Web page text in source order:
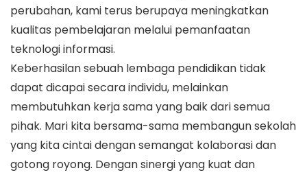
perubahan, kami terus berupaya meningkatkan
kualitas pembelajaran melalui pemanfaatan
teknologi informasi.
Keberhasilan sebuah lembaga pendidikan tidak
dapat dicapai secara individu, melainkan
membutuhkan kerja sama yang baik dari semua
pihak. Mari kita bersama-sama membangun sekolah
yang kita cintai dengan semangat kolaborasi dan
gotong royong. Dengan sinergi yang kuat dan